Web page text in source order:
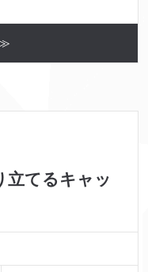
立てるキャッ